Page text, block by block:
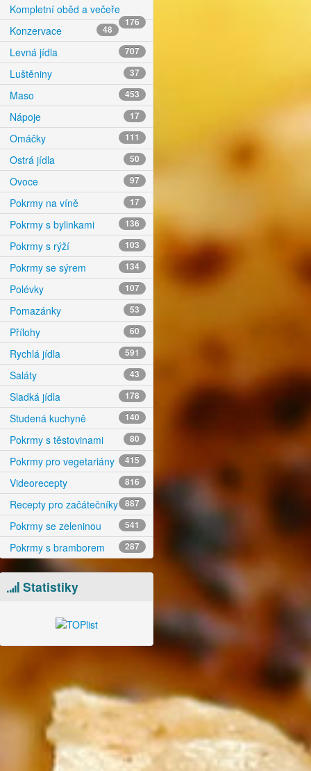
Kompletní oběd a večeře
176
Konzervace 48
Levná jídla 707
Luštěniny 37
Maso 453
Nápoje 17
Omáčky 111
Ostrá jídla 50
Ovoce 97
Pokrmy na víně 17
Pokrmy s bylinkami 136
Pokrmy s rýží 103
Pokrmy se sýrem 134
Polévky 107
Pomazánky 53
Přílohy 60
Rychlá jídla 591
Saláty 43
Sladká jídla 178
Studená kuchyně 140
Pokrmy s těstovinami 80
Pokrmy pro vegetariány 415
Videorecepty 816
Recepty pro začátečníky 887
Pokrmy se zeleninou 541
Pokrmy s bramborem 287
Statistiky